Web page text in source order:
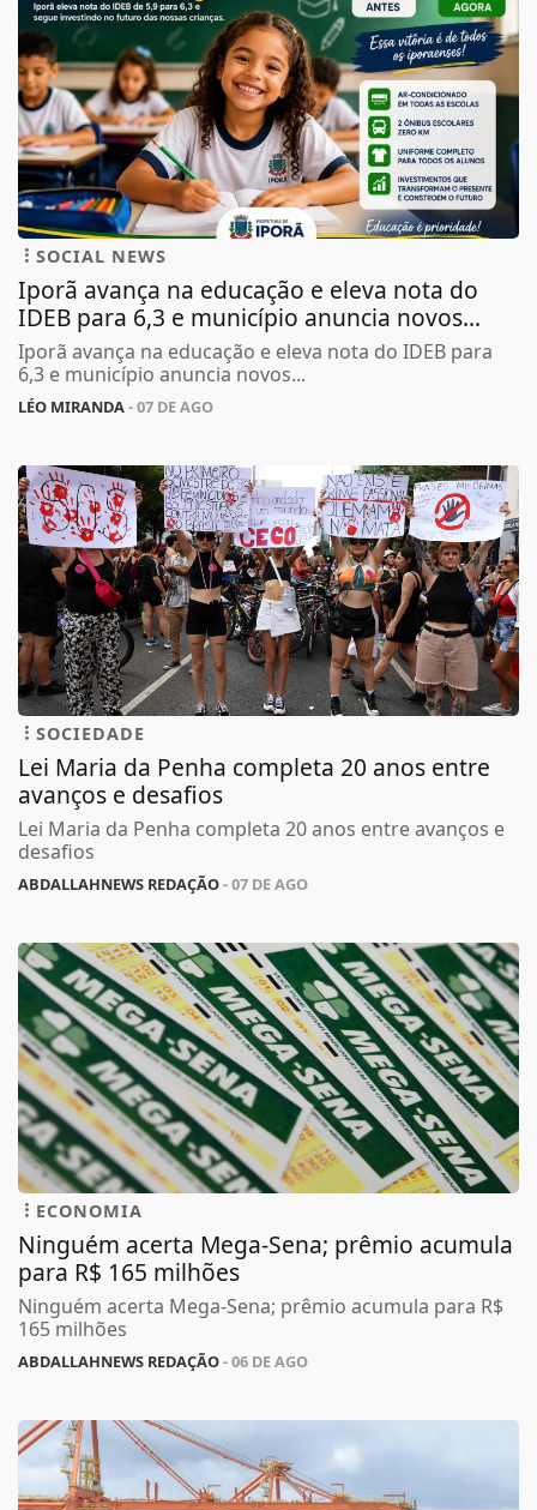
SOCIAL NEWS
Iporã avança na educação e eleva nota do
IDEB para 6,3 e município anuncia novos...
Iporã avança na educação e eleva nota do IDEB para
6,3 e município anuncia novos...
LÉO MIRANDA- 07 DE AGO
SOCIEDADE
Lei Maria da Penha completa 20 anos entre
avanços e desafios
Lei Maria da Penha completa 20 anos entre avanços e
desafios
ABDALLAHNEWS REDAÇÃO- 07 DE AGO
ECONOMIA
Ninguém acerta Mega-Sena; prêmio acumula
para R$ 165 milhões
Ninguém acerta Mega-Sena; prêmio acumula para R$
165 milhões
ABDALLAHNEWS REDAÇÃO- 06 DE AGO